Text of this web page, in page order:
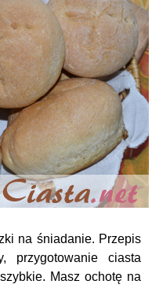
na śniadanie. Przepis
przygotowanie ciasta
Masz ochotę na